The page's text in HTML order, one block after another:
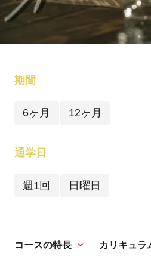
期間
6ヶ月 12ヶ月
通学日
週1回 日曜日
コースの特長 カリキュラ